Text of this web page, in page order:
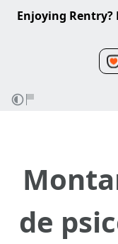
Enjoying Rentry?
de